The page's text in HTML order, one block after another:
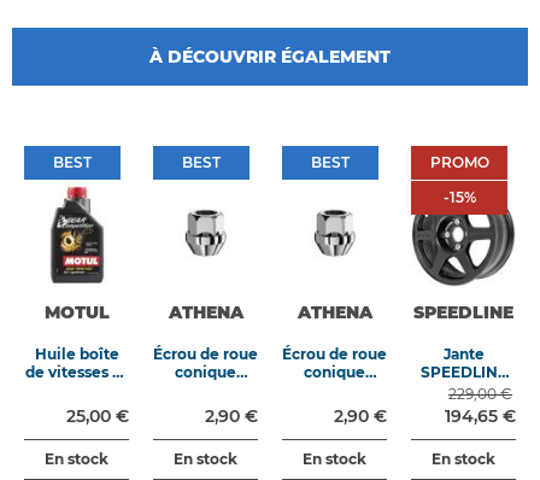
À DÉCOUVRIR ÉGALEMENT
BEST
BEST
MOTUL
Huile boîte
de vitesses et
Gear
Competition
75W140 1L
25,00 €
En stock
BEST
BEST
ATHENA
Écrou de roue
conique
longueur
24mm clé
19mm
2,90 €
En stock
BEST
BEST
ATHENA
Écrou de roue
conique
longueur
24mm clé
19mm
2,90 €
En stock
PROMO
%
PROMO
-15%
SPEEDLINE
Jante
SPEEDLINE
Aftermarket
type 2111 6x15
4x108 ET 15
CB65.1
229,00 €
194,65 €
En stock